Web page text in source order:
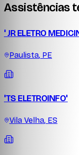
Assistências
' JR ELETRO
Paulista, PE
'TS ELETROINFO'
Vila Velha, ES